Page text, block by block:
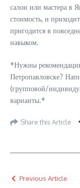
салон или мастера в
стоимость, и
пригодится в
навыком.
*Нужны
Петропавловске?
(групповой/
варианты.*
Share this Article
Previous Article